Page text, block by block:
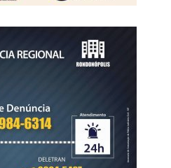
LinkedIn
Share
criança e influencia a forma
outras pessoas.
para um ambiente em
pela imposição ou pela
pode reproduzir esse modelo
que gritar é uma maneira
Em vez de desenvolver
ela aprende a reagir pela